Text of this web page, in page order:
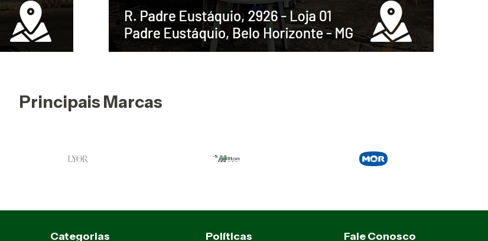
Principais Marcas
Categorias Políticas Fale Conosco